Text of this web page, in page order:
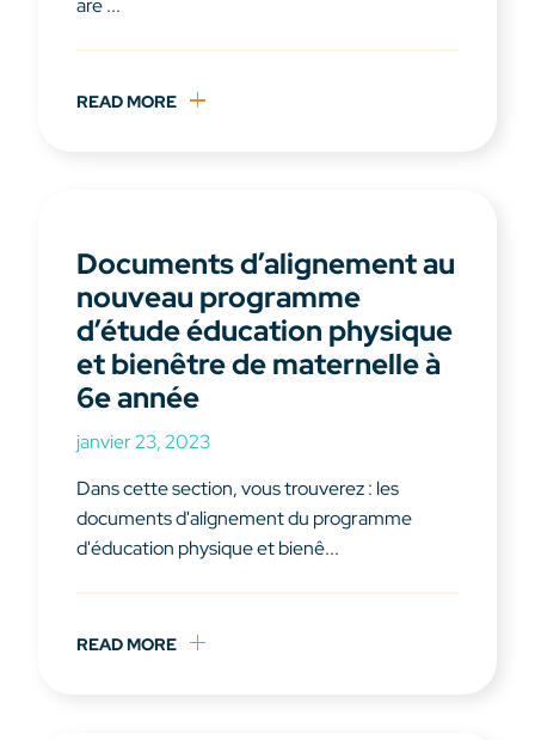
are ...
READ MORE
Documents d’alignement au
nouveau programme
d’étude éducation physique
et bienêtre de maternelle à
6e année
janvier 23, 2023
Dans cette section, vous trouverez : les
documents d'alignement du programme
d'éducation physique et bienê...
READ MORE